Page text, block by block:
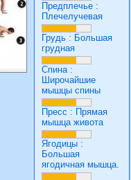
Предплечье :
Плечелучевая
Грудь : Большая
грудная
Спина:
Широчайшие
мышцы спины
Пресс : Прямая
мышца живота
Ягодицы :
Большая
ягодичная мышца.